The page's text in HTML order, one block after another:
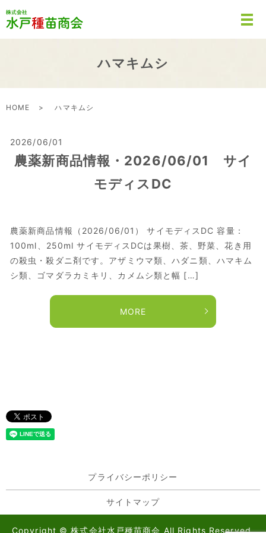
ハマキムシ
HOME ハマキムシ
2026/06/01
農薬新商品情報・2026/06/01 サイ
モディスDC
農薬新商品情報（2026/06/01） サイモディスDC 容量：
100ml、250ml サイモディスDCは果樹、茶、野菜、花き用
の殺虫・殺ダニ剤です。アザミウマ類、ハダニ類、ハマキム
シ類、ゴマダラカミキリ、カメムシ類と幅 […]
MORE
プライバシーポリシー
サイトマップ
Copyright © 株式会社水戸種苗商会 All Rights Reserved.